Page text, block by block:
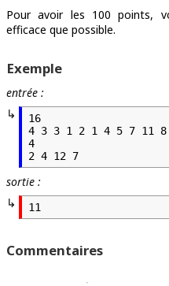
Pour avoir les 100 points,
efficace que possible.
Exemple
entrée :
16
4 3 3 1 2 1 4 5 7 11
4
sortie :
Commentaires